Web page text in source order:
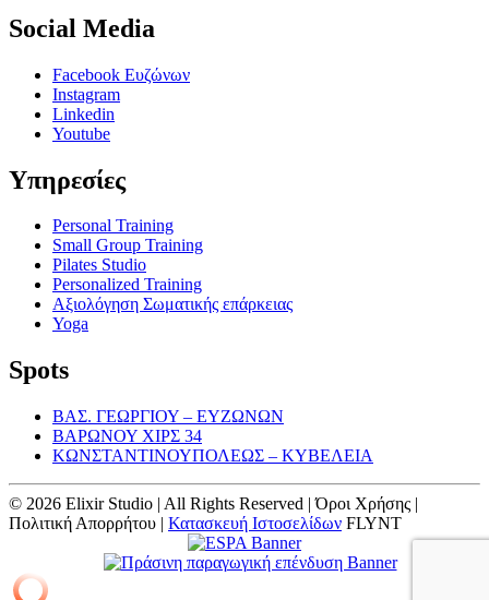
Social Media
Facebook Ευζώνων
Instagram
Linkedin
Youtube
Υπηρεσίες
Personal Training
Small Group Training
Pilates Studio
Personalized Training
Αξιολόγηση Σωματικής επάρκειας
Yoga
Spots
ΒΑΣ. ΓΕΩΡΓΙΟΥ – ΕΥΖΩΝΩΝ
ΒΑΡΩΝΟΥ ΧΙΡΣ 34
ΚΩΝΣΤΑΝΤΙΝΟΥΠΟΛΕΩΣ – ΚΥΒΕΛΕΙΑ
© 2026 Elixir Studio | All Rights Reserved | Όροι Χρήσης |
Πολιτική Απορρήτου | Κατασκευή Ιστοσελίδων FLYNT